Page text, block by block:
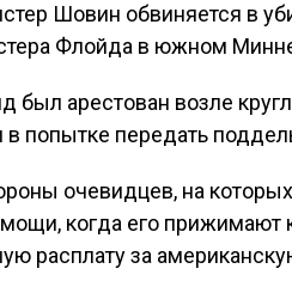
Шовин обвиняется в
Флойда в южном
был арестован возле
в попытке передать
очевидцев, на
когда его прижимают
расплату за